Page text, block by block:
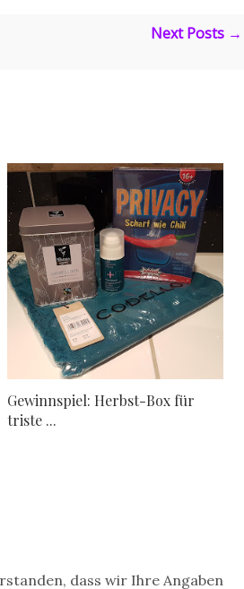
Next Posts →
Gewinnspiel: Herbst-Box für
triste ...
dass wir Ihre Angaben